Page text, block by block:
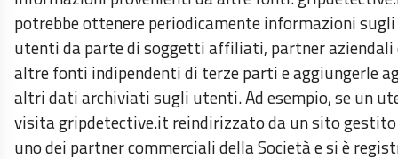
potrebbe ottenere periodicamente informazioni sugli
utenti da parte di soggetti affiliati, partner aziendali
altre fonti indipendenti di terze parti e aggiungerle
altri dati archiviati sugli utenti. Ad esempio, se un
visita gripdetective.it reindirizzato da un sito
uno dei partner commerciali della Società e si è